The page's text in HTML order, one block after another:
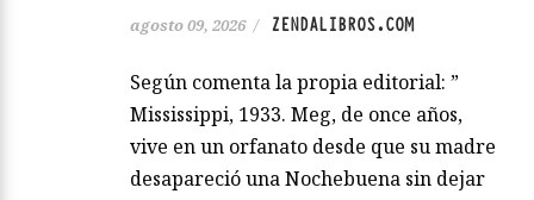
agosto 09, 2026 / ZENDALIBROS.COM
Según comenta la propia editorial: ”
Mississippi, 1933. Meg, de once años,
vive en un orfanato desde que su madre
desapareció una Nochebuena sin dejar